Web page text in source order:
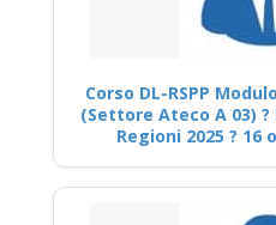
Corso DL-RSPP
(Settore Ateco A 03)
Regioni 2025 ?